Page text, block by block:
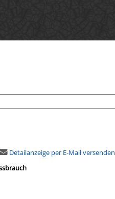
Detailanzeige per E-Mail versenden